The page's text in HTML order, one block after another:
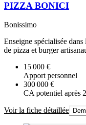
PIZZA BONICI
Bonissimo
Enseigne spécialisée
de pizza et burger
15 000 €
Apport personnel
300 000 €
CA potentiel après
Voir la fiche détaillée